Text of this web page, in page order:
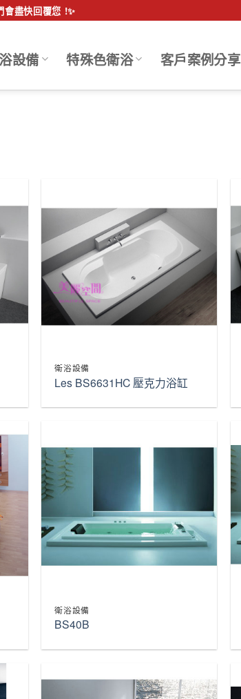
會盡快回覆您 !✨
設備 特殊色衛浴 客戶案例分享
衛浴設備
Les BS6631HC 壓克力浴缸
衛浴設備
BS40B